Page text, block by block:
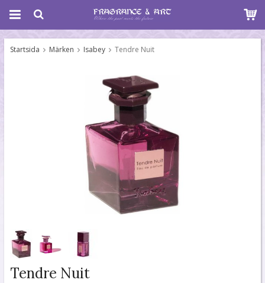
Startsida Märken Isabey Tendre Nuit
Tendre Nuit